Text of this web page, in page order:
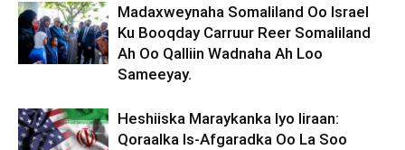
Madaxweynaha Somaliland Oo Israel
Ku Booqday Carruur Reer Somaliland
Ah Oo Qalliin Wadnaha Ah Loo
Sameeyay.
Heshiiska Maraykanka Iyo Iiraan:
Qoraalka Is-Afgaradka Oo La Soo